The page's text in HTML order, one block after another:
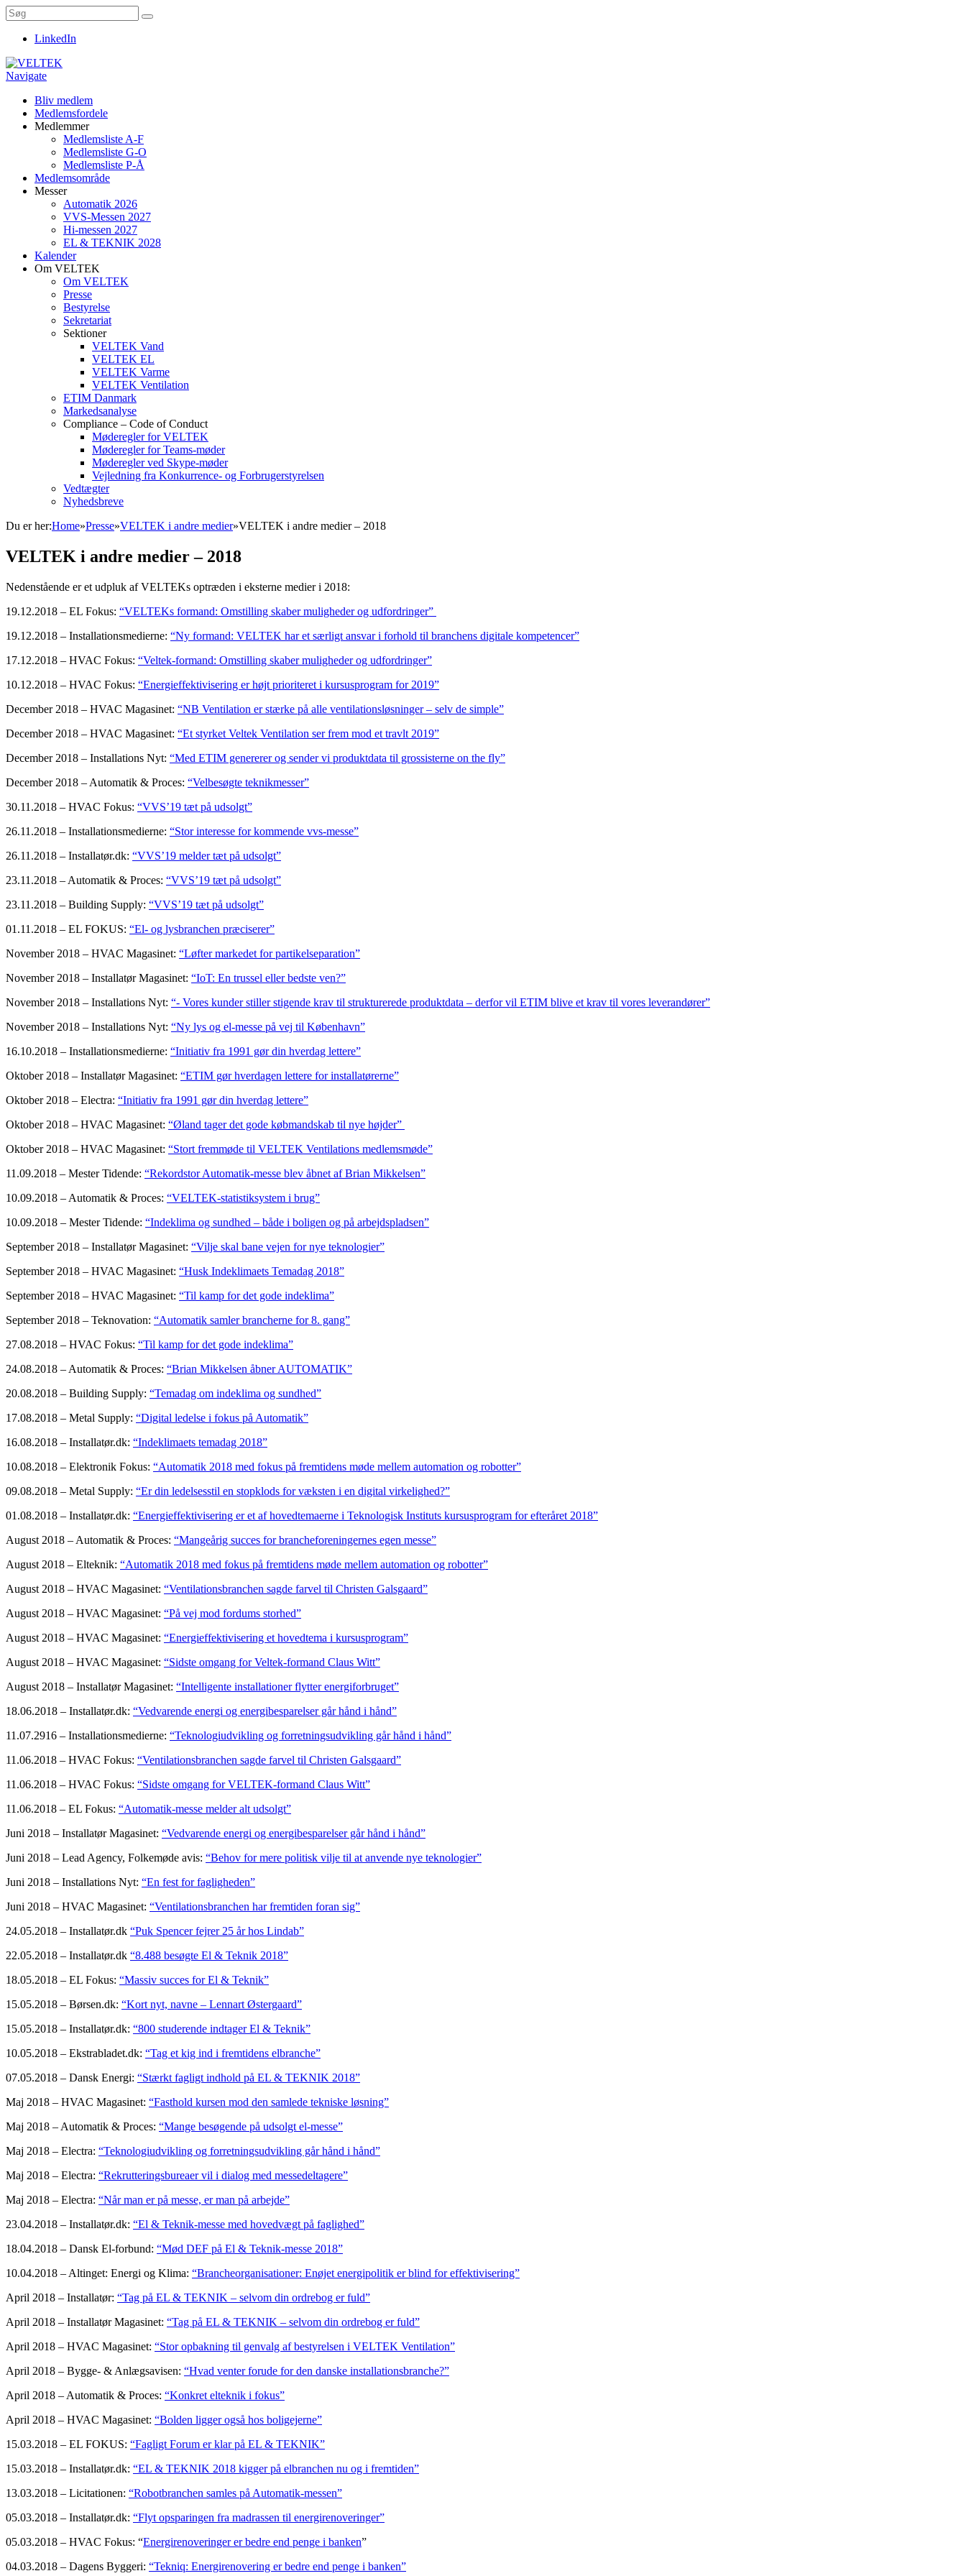
LinkedIn
Navigate
Bliv medlem
Medlemsfordele
Medlemmer
Medlemsliste A-F
Medlemsliste G-O
Medlemsliste P-Å
Medlemsområde
Messer
Automatik 2026
VVS-Messen 2027
Hi-messen 2027
EL & TEKNIK 2028
Kalender
Om VELTEK
Om VELTEK
Presse
Bestyrelse
Sekretariat
Sektioner
VELTEK Vand
VELTEK EL
VELTEK Varme
VELTEK Ventilation
ETIM Danmark
Markedsanalyse
Compliance – Code of Conduct
Møderegler for VELTEK
Møderegler for Teams-møder
Møderegler ved Skype-møder
Vejledning fra Konkurrence- og Forbrugerstyrelsen
Vedtægter
Nyhedsbreve
Du er her:Home»Presse»VELTEK i andre medier»VELTEK i andre medier – 2018
VELTEK i andre medier – 2018
Nedenstående er et udpluk af VELTEKs optræden i eksterne medier i 2018:
19.12.2018 – EL Fokus: “VELTEKs formand: Omstilling skaber muligheder og udfordringer”
19.12.2018 – Installationsmedierne: “Ny formand: VELTEK har et særligt ansvar i forhold til branchens digitale kompetencer”
17.12.2018 – HVAC Fokus: “Veltek-formand: Omstilling skaber muligheder og udfordringer”
10.12.2018 – HVAC Fokus: “Energieffektivisering er højt prioriteret i kursusprogram for 2019”
December 2018 – HVAC Magasinet: “NB Ventilation er stærke på alle ventilationsløsninger – selv de simple”
December 2018 – HVAC Magasinet: “Et styrket Veltek Ventilation ser frem mod et travlt 2019”
December 2018 – Installations Nyt: “Med ETIM genererer og sender vi produktdata til grossisterne on the fly”
December 2018 – Automatik & Proces: “Velbesøgte teknikmesser”
30.11.2018 – HVAC Fokus: “VVS’19 tæt på udsolgt”
26.11.2018 – Installationsmedierne: “Stor interesse for kommende vvs-messe”
26.11.2018 – Installatør.dk: “VVS’19 melder tæt på udsolgt”
23.11.2018 – Automatik & Proces: “VVS’19 tæt på udsolgt”
23.11.2018 – Building Supply: “VVS’19 tæt på udsolgt”
01.11.2018 – EL FOKUS: “El- og lysbranchen præciserer”
November 2018 – HVAC Magasinet: “Løfter markedet for partikelseparation”
November 2018 – Installatør Magasinet: “IoT: En trussel eller bedste ven?”
November 2018 – Installations Nyt: “- Vores kunder stiller stigende krav til strukturerede produktdata – derfor vil ETIM blive et krav til vores leverandører”
November 2018 – Installations Nyt: “Ny lys og el-messe på vej til København”
16.10.2018 – Installationsmedierne: “Initiativ fra 1991 gør din hverdag lettere”
Oktober 2018 – Installatør Magasinet: “ETIM gør hverdagen lettere for installatørerne”
Oktober 2018 – Electra: “Initiativ fra 1991 gør din hverdag lettere”
Oktober 2018 – HVAC Magasinet: “Øland tager det gode købmandskab til nye højder”
Oktober 2018 – HVAC Magasinet: “Stort fremmøde til VELTEK Ventilations medlemsmøde”
11.09.2018 – Mester Tidende: “Rekordstor Automatik-messe blev åbnet af Brian Mikkelsen”
10.09.2018 – Automatik & Proces: “VELTEK-statistiksystem i brug”
10.09.2018 – Mester Tidende: “Indeklima og sundhed – både i boligen og på arbejdspladsen”
September 2018 – Installatør Magasinet: “Vilje skal bane vejen for nye teknologier”
September 2018 – HVAC Magasinet: “Husk Indeklimaets Temadag 2018”
September 2018 – HVAC Magasinet: “Til kamp for det gode indeklima”
September 2018 – Teknovation: “Automatik samler brancherne for 8. gang”
27.08.2018 – HVAC Fokus: “Til kamp for det gode indeklima”
24.08.2018 – Automatik & Proces: “Brian Mikkelsen åbner AUTOMATIK”
20.08.2018 – Building Supply: “Temadag om indeklima og sundhed”
17.08.2018 – Metal Supply: “Digital ledelse i fokus på Automatik”
16.08.2018 – Installatør.dk: “Indeklimaets temadag 2018”
10.08.2018 – Elektronik Fokus: “Automatik 2018 med fokus på fremtidens møde mellem automation og robotter”
09.08.2018 – Metal Supply: “Er din ledelsesstil en stopklods for væksten i en digital virkelighed?”
01.08.2018 – Installatør.dk: “Energieffektivisering er et af hovedtemaerne i Teknologisk Instituts kursusprogram for efteråret 2018”
August 2018 – Automatik & Proces: “Mangeårig succes for brancheforeningernes egen messe”
August 2018 – Elteknik: “Automatik 2018 med fokus på fremtidens møde mellem automation og robotter”
August 2018 – HVAC Magasinet: “Ventilationsbranchen sagde farvel til Christen Galsgaard”
August 2018 – HVAC Magasinet: “På vej mod fordums storhed”
August 2018 – HVAC Magasinet: “Energieffektivisering et hovedtema i kursusprogram”
August 2018 – HVAC Magasinet: “Sidste omgang for Veltek-formand Claus Witt”
August 2018 – Installatør Magasinet: “Intelligente installationer flytter energiforbruget”
18.06.2018 – Installatør.dk: “Vedvarende energi og energibesparelser går hånd i hånd”
11.07.2916 – Installationsmedierne: “Teknologiudvikling og forretningsudvikling går hånd i hånd”
11.06.2018 – HVAC Fokus: “Ventilationsbranchen sagde farvel til Christen Galsgaard”
11.06.2018 – HVAC Fokus: “Sidste omgang for VELTEK-formand Claus Witt”
11.06.2018 – EL Fokus: “Automatik-messe melder alt udsolgt”
Juni 2018 – Installatør Magasinet: “Vedvarende energi og energibesparelser går hånd i hånd”
Juni 2018 – Lead Agency, Folkemøde avis: “Behov for mere politisk vilje til at anvende nye teknologier”
Juni 2018 – Installations Nyt: “En fest for fagligheden”
Juni 2018 – HVAC Magasinet: “Ventilationsbranchen har fremtiden foran sig”
24.05.2018 – Installatør.dk “Puk Spencer fejrer 25 år hos Lindab”
22.05.2018 – Installatør.dk “8.488 besøgte El & Teknik 2018”
18.05.2018 – EL Fokus: “Massiv succes for El & Teknik”
15.05.2018 – Børsen.dk: “Kort nyt, navne – Lennart Østergaard”
15.05.2018 – Installatør.dk: “800 studerende indtager El & Teknik”
10.05.2018 – Ekstrabladet.dk: “Tag et kig ind i fremtidens elbranche”
07.05.2018 – Dansk Energi: “Stærkt fagligt indhold på EL & TEKNIK 2018”
Maj 2018 – HVAC Magasinet: “Fasthold kursen mod den samlede tekniske løsning”
Maj 2018 – Automatik & Proces: “Mange besøgende på udsolgt el-messe”
Maj 2018 – Electra: “Teknologiudvikling og forretningsudvikling går hånd i hånd”
Maj 2018 – Electra: “Rekrutteringsbureaer vil i dialog med messedeltagere”
Maj 2018 – Electra: “Når man er på messe, er man på arbejde”
23.04.2018 – Installatør.dk: “El & Teknik-messe med hovedvægt på faglighed”
18.04.2018 – Dansk El-forbund: “Mød DEF på El & Teknik-messe 2018”
10.04.2018 – Altinget: Energi og Klima: “Brancheorganisationer: Enøjet energipolitik er blind for effektivisering”
April 2018 – Installatør: “Tag på EL & TEKNIK – selvom din ordrebog er fuld”
April 2018 – Installatør Magasinet: “Tag på EL & TEKNIK – selvom din ordrebog er fuld”
April 2018 – HVAC Magasinet: “Stor opbakning til genvalg af bestyrelsen i VELTEK Ventilation”
April 2018 – Bygge- & Anlægsavisen: “Hvad venter forude for den danske installationsbranche?”
April 2018 – Automatik & Proces: “Konkret elteknik i fokus”
April 2018 – HVAC Magasinet: “Bolden ligger også hos boligejerne”
15.03.2018 – EL FOKUS: “Fagligt Forum er klar på EL & TEKNIK”
15.03.2018 – Installatør.dk: “EL & TEKNIK 2018 kigger på elbranchen nu og i fremtiden”
13.03.2018 – Licitationen: “Robotbranchen samles på Automatik-messen”
05.03.2018 – Installatør.dk: “Flyt opsparingen fra madrassen til energirenoveringer”
05.03.2018 – HVAC Fokus: “Energirenoveringer er bedre end penge i banken”
04.03.2018 – Dagens Byggeri: “Tekniq: Energirenovering er bedre end penge i banken”